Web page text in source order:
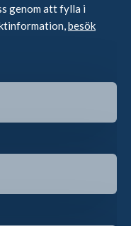
genom att fylla i
besök